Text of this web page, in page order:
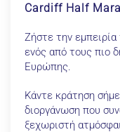
Cardiff Half
Ζήστε την
ενός από τους πιο
Ευρώπης.
Κάντε κράτηση
διοργάνωση που
ξεχωριστή